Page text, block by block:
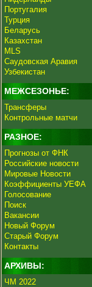
Португалия
Турция
Беларусь
Казахстан
MLS
Саудовская Аравия
Узбекистан
МЕЖСЕЗОНЬЕ:
Трансферы
Контрольные матчи
РАЗНОЕ:
Прогнозы от ФНК
Российские новости
Мировые Новости
Коэффициенты УЕФА
Голосование
Поиск
Вакансии
Новый Форум
Старый Форум
Контакты
АРХИВЫ:
ЧМ 2022